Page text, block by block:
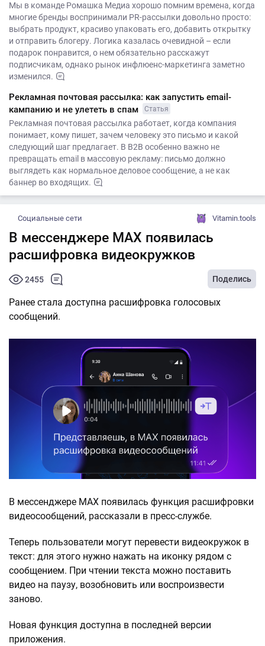
Мы в команде Ромашка Медиа хорошо помним времена, когда
многие бренды воспринимали PR-рассылки довольно просто:
выбрать продукт, красиво упаковать его, добавить открытку
и отправить блогеру. Логика казалась очевидной – если
подарок понравится, о нем обязательно расскажут
подписчикам, однако рынок инфлюенс-маркетинга заметно
изменился.
Рекламная почтовая рассылка: как запустить email-
кампанию и не улететь в спам
Статья
Рекламная почтовая рассылка работает, когда компания
понимает, кому пишет, зачем человеку это письмо и какой
следующий шаг предлагает. В B2B особенно важно не
превращать email в массовую рекламу: письмо должно
выглядеть как нормальное деловое сообщение, а не как
баннер во входящих.
Социальные сети Vitamin.tools
В мессенджере MAX появилась
расшифровка видеокружков
2455 Поделись
Ранее стала доступна расшифровка голосовых
сообщений.
В мессенджере MAX появилась функция расшифровки
видеосообщений, рассказали в пресс-службе.
Теперь пользователи могут перевести видеокружок в
текст: для этого нужно нажать на иконку рядом с
сообщением. При чтении текста можно поставить
видео на паузу, возобновить или воспроизвести
заново.
Новая функция доступна в последней версии
приложения.